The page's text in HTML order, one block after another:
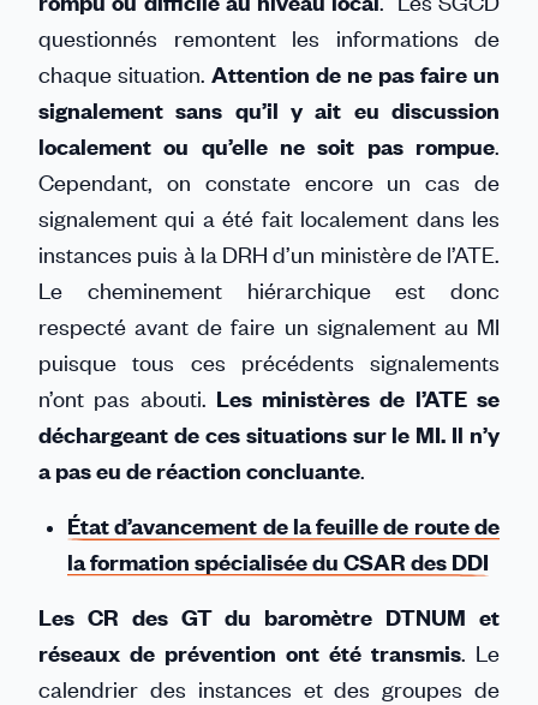
questionnés remontent les informations de
chaque situation. Attention de ne pas faire un
signalement sans qu’il y ait eu discussion
localement ou qu’elle ne soit pas rompue.
Cependant, on constate encore un cas de
signalement qui a été fait localement dans les
instances puis à la DRH d’un ministère de l’ATE.
Le cheminement hiérarchique est donc
respecté avant de faire un signalement au MI
puisque tous ces précédents signalements
n’ont pas abouti. Les ministères de l’ATE se
déchargeant de ces situations sur le MI. Il n’y
a pas eu de réaction concluante.
État d’avancement de la feuille de route de
la formation spécialisée du CSAR des DDI
Les CR des GT du baromètre DTNUM et
réseaux de prévention ont été transmis. Le
calendrier des instances et des groupes de